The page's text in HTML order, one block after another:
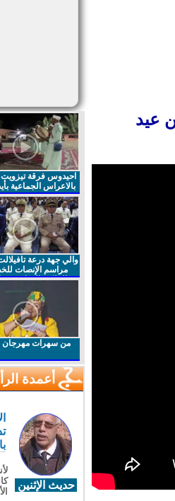
عيد
احيدوس فرقة تيزويت
بالاعراس الجماعية بأيت
والي جهة درعة
مراسم الإنصات
الملكي السامي
من سهرات مهرجان
أعمدة
حديث الإثنين